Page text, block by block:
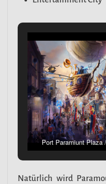
Port Paramiunt Plaza
Natürlich wird